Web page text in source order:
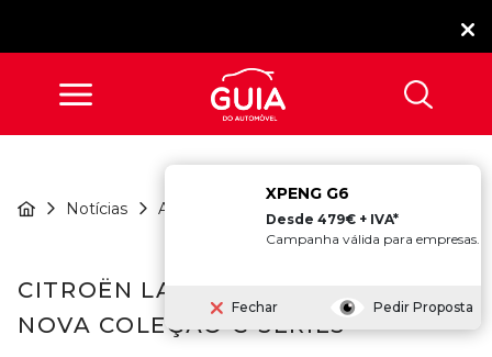
Notícias Atualidade
Citroën Lança Em
Portugal Nova...
CITROËN LANÇA EM PORTUGAL
NOVA COLEÇÃO C-SERIES
XPENG G6
Desde 479€ + IVA*
Campanha válida para empresas.
Fechar Pedir Proposta